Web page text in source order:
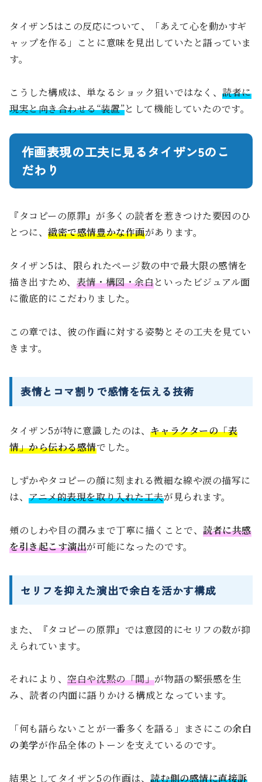
タイザン5はこの反応について、「あえて心を動かすギ
ャップを作る」ことに意味を見出していたと語っていま
す。
こうした構成は、単なるショック狙いではなく、読者に
現実と向き合わせる“装置”として機能していたのです。
作画表現の工夫に見るタイザン5のこ
だわり
『タコピーの原罪』が多くの読者を惹きつけた要因のひ
とつに、緻密で感情豊かな作画があります。
タイザン5は、限られたページ数の中で最大限の感情を
描き出すため、 表情・構図・余白といったビジュアル面
に徹底的にこだわりました。
この章では、彼の作画に対する姿勢とその工夫を見てい
きます。
表情とコマ割りで感情を伝える技術
タイザン5が特に意識したのは、キャラクターの「表
情」から伝わる感情でした。
しずかやタコピーの顔に刻まれる微細な線や涙の描写に
は、アニメ的表現を取り入れた工夫が見られます。
頬のしわや目の潤みまで丁寧に描くことで、読者に共感
を引き起こす演出が可能になったのです。
セリフを抑えた演出で余白を活かす構成
また、『タコピーの原罪』では意図的にセリフの数が抑
えられています。
それにより、空白や沈黙の「間」が物語の緊張感を生
み、読者の内面に語りかける構成となっています。
「何も語らないことが一番多くを語る」――まさにこの余白
の美学が作品全体のトーンを支えているのです。
結果としてタイザン5の作画は、読む側の感情に直接訴